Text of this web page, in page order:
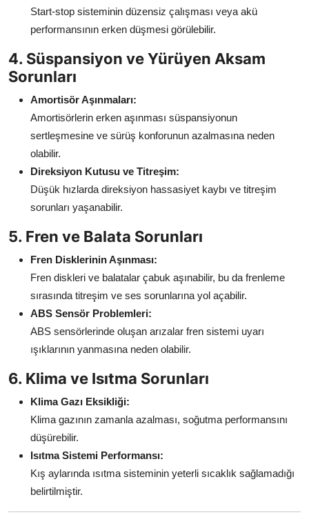
Start-stop sisteminin düzensiz çalışması veya akü
performansının erken düşmesi görülebilir.
4. Süspansiyon ve Yürüyen Aksam
Sorunları
Amortisör Aşınmaları:
Amortisörlerin erken aşınması süspansiyonun
sertleşmesine ve sürüş konforunun azalmasına neden
olabilir.
Direksiyon Kutusu ve Titreşim:
Düşük hızlarda direksiyon hassasiyet kaybı ve titreşim
sorunları yaşanabilir.
5. Fren ve Balata Sorunları
Fren Disklerinin Aşınması:
Fren diskleri ve balatalar çabuk aşınabilir, bu da frenleme
sırasında titreşim ve ses sorunlarına yol açabilir.
ABS Sensör Problemleri:
ABS sensörlerinde oluşan arızalar fren sistemi uyarı
ışıklarının yanmasına neden olabilir.
6. Klima ve Isıtma Sorunları
Klima Gazı Eksikliği:
Klima gazının zamanla azalması, soğutma performansını
düşürebilir.
Isıtma Sistemi Performansı:
Kış aylarında ısıtma sisteminin yeterli sıcaklık sağlamadığı
belirtilmiştir.